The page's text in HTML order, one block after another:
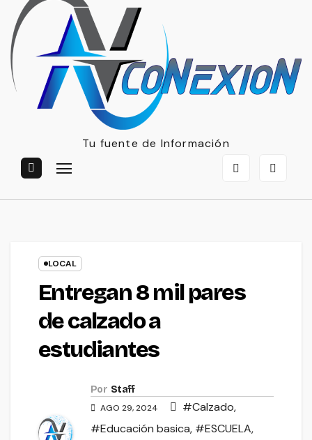
Tu fuente de Información
LOCAL
Entregan 8 mil pares
de calzado a
estudiantes
Por Staff
AGO 29, 2024 #Calzado,
#Educación basica, #ESCUELA,